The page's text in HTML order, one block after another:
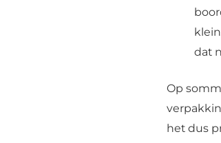
dat
Op
het dus